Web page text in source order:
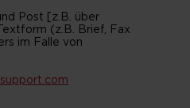
Post [z.B. über
(z.B. Brief, Fax
im Falle von